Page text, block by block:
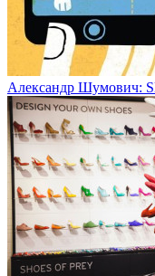
Александр Шумович: